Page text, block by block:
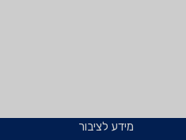
מידע לציבור